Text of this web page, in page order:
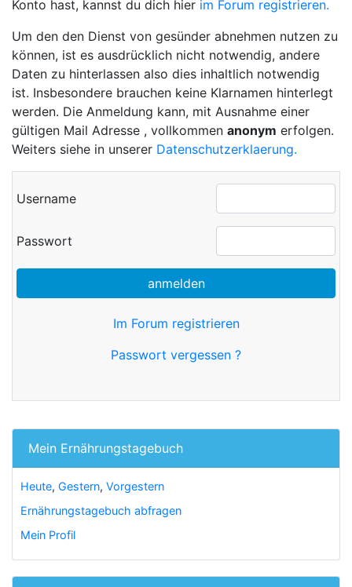
Konto hast, kannst du dich hier im Forum registrieren.
Um den den Dienst von gesünder abnehmen nutzen zu
können, ist es ausdrücklich nicht notwendig, andere
Daten zu hinterlassen also dies inhaltlich notwendig
ist. Insbesondere brauchen keine Klarnamen hinterlegt
werden. Die Anmeldung kann, mit Ausnahme einer
gültigen Mail Adresse , vollkommen anonym erfolgen.
Weiters siehe in unserer Datenschutzerklaerung.
Username
Passwort
anmelden
Im Forum registrieren
Passwort vergessen ?
Mein Ernährungstagebuch
Heute, Gestern, Vorgestern
Ernährungstagebuch abfragen
Mein Profil